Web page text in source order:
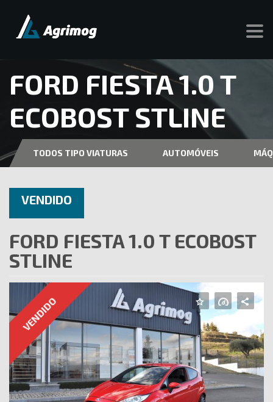
FORD FIESTA 1.0 T
ECOBOST STLINE
TODOS TIPO VIATURAS AUTOMÓVEIS
VENDIDO
FORD FIESTA 1.0 T ECOBOST
STLINE
VENDIDO